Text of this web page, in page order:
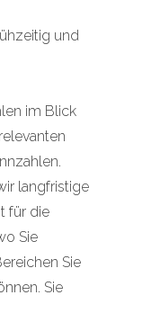
und
im Blick
langfristige
für die
Sie
Sie
Sie